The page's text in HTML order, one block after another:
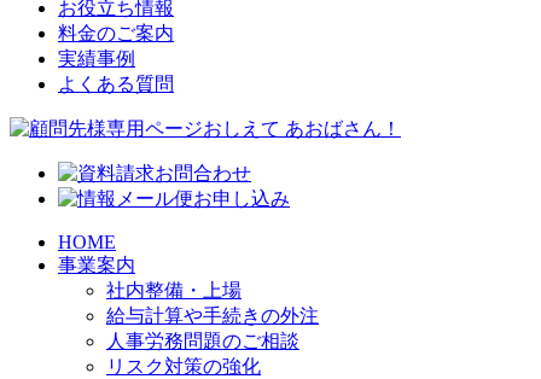
お役立ち情報
料金のご案内
実績事例
よくある質問
HOME
事業案内
社内整備・上場
給与計算や手続きの外注
人事労務問題のご相談
リスク対策の強化